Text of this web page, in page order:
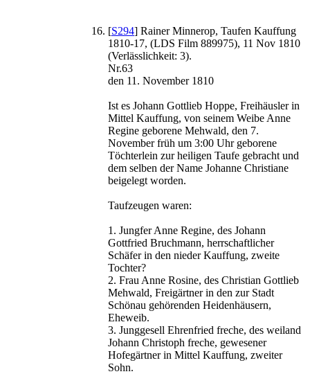
[S294] Rainer Minnerop, Taufen Kauffung
1810-17, (LDS Film 889975), 11 Nov 1810
(Verlässlichkeit: 3).
Nr.63
den 11. November 1810
Ist es Johann Gottlieb Hoppe, Freihäusler in
Mittel Kauffung, von seinem Weibe Anne
Regine geborene Mehwald, den 7.
November früh um 3:00 Uhr geborene
Töchterlein zur heiligen Taufe gebracht und
dem selben der Name Johanne Christiane
beigelegt worden.
Taufzeugen waren:
1. Jungfer Anne Regine, des Johann
Gottfried Bruchmann, herrschaftlicher
Schäfer in den nieder Kauffung, zweite
Tochter?
2. Frau Anne Rosine, des Christian Gottlieb
Mehwald, Freigärtner in den zur Stadt
Schönau gehörenden Heidenhäusern,
Eheweib.
3. Junggesell Ehrenfried freche, des weiland
Johann Christoph freche, gewesener
Hofegärtner in Mittel Kauffung, zweiter
Sohn.